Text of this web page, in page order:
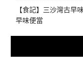
【食記】三沙灣古早
早味便當